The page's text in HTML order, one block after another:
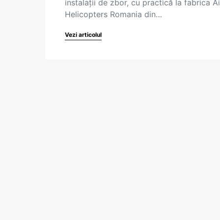
instalații de zbor, cu practică la fabrica
Helicopters Romania din…
Vezi articolul